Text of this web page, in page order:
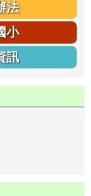
法
小
訊